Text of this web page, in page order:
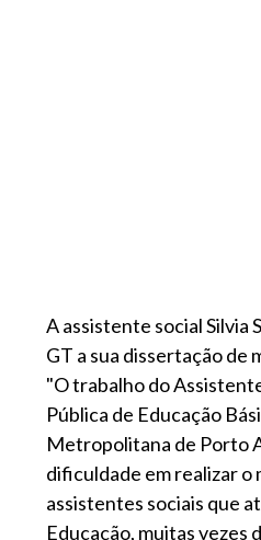
A assistente social Silvia
GT a sua dissertação de
"O trabalho do
Pública de Educação
Metropolitana de Porto
dificuldade em realizar o
assistentes sociais que
Educação, muitas vezes